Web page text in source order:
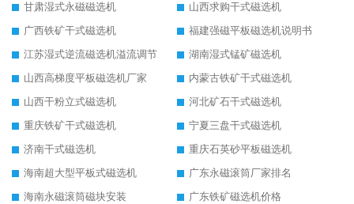
甘肃湿式永磁磁选机
山西求购干式磁选机
广西铁矿干式磁选机
福建强磁平板磁选机说明书
江苏湿式逆流磁选机溢流调节
湖南湿式锰矿磁选机
山西高梯度平板磁选机厂家
内蒙古铁矿干式磁选机
山西干粉立式磁选机
河北矿石干式磁选机
重庆铁矿干式磁选机
宁夏三盘干式磁选机
济南干式磁选机
重庆石英砂平板磁选机
海南超大型平板式磁选机
广东永磁滚筒厂家排名
海南永磁滚筒磁块安装
广东铁矿磁选机价格